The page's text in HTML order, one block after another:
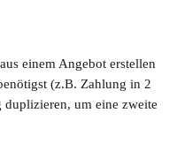
einem Angebot erstellen
(z.B. Zahlung in 2
duplizieren, um eine zweite